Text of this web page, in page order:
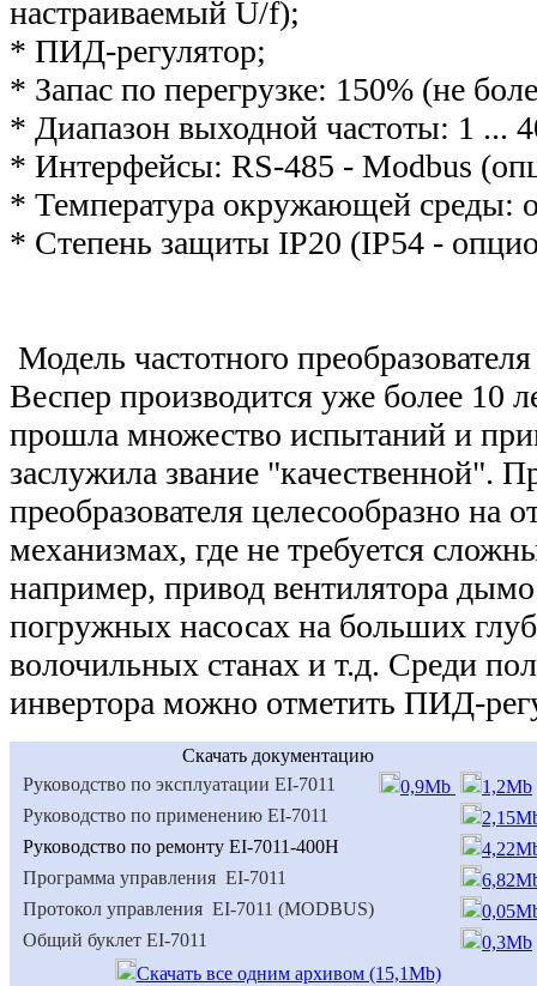
настраиваемый U/f);
* ПИД-регулятор;
* Запас по перегрузке: 150% (не
* Диапазон выходной частоты: 1 ...
* Интерфейсы: RS-485 - Modbus
* Температура окружающей среды:
* Степень защиты IP20 (IP54 -
Модель частотного
Веспер производится уже более 10
прошла множество испытаний и
заслужила звание "качественной".
преобразователя целесообразно на
механизмах, где не требуется
например, привод вентилятора
погружных насосах на больших
волочильных станах и т.д. Среди
инвертора можно отметить ПИД-
Скачать документацию
Руководство по эксплуатации ЕI-7011
0,9Mb
1,2Mb
Руководство по применению ЕI-7011
Руководство по ремонту ЕI-7011-400Н
Программа управления EI-7011
Протокол управления EI-7011 (MODBUS)
Общий буклет ЕI-7011
0,3Mb
Скачать все одним архивом (15,1Mb)